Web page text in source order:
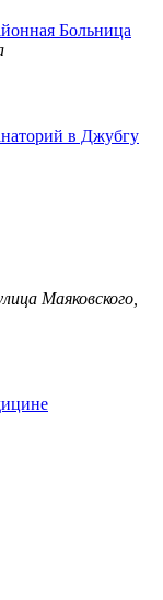
Больница
в Джубгу
Маяковского,